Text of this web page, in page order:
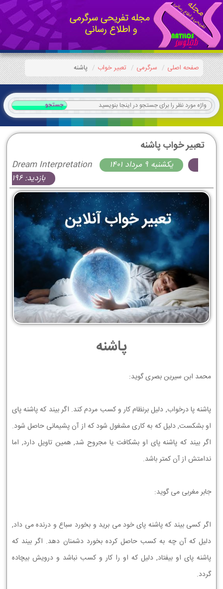
صفحه اصلی سرگرمی تعبیر خواب پاشنه
تعبیر خواب پاشنه
Dream Interpretation
يكشنبه 9 مرداد 1401
بازدید: 196
پاشنه
ﻣﺤﻤﺪ ﺍﺑﻦ ﺳﻴﺮﻳﻦ ﺑﺼﺮﯼ ﮔﻮﻳﺪ:
ﭘﺎﺷﻨﻪ ﭘﺎ ﺩﺭﺧﻮﺍﺏ, ﺩﻟﻴﻞ ﺑﺮﻧﻈﺎﻡ ﻛﺎﺭ ﻭ ﻛﺴﺐ ﻣﺮﺩﻡ ﻛﻨﺪ. ﺍﮔﺮ ﺑﻴﻨﺪ ﻛﻪ ﭘﺎﺷﻨﻪ ﭘﺎﻱ
ﺍﻭ ﺑﺸﻜﺴﺖ, ﺩﻟﻴﻞ ﻛﻪ ﺑﻪ ﻛﺎﺭﻱ ﻣﺸﻐﻮﻝ ﺷﻮﺩ ﻛﻪ ﺍﺯ ﺁﻥ ﭘﺸﻴﻤﺎﻧﻲ ﺣﺎﺻﻞ ﺷﻮﺩ.
ﺍﮔﺮ ﺑﻴﻨﺪ ﻛﻪ ﭘﺎﺷﻨﻪ ﭘﺎﻱ ﺍﻭ ﺑﺸﻜﺎﻓﺖ ﻳﺎ ﻣﺠﺮﻭﺡ ﺷﺪ, ﻫﻤﻴﻦ ﺗﺎﻭﻳﻞ ﺩﺍﺭﺩ, ﺍﻣﺎ
ﻧﺪﺍﻣﺘﺶ ﺍﺯ ﺁﻥ ﻛﻤﺘﺮ ﺑﺎﺷﺪ.
ﺟﺎﺑﺮ ﻣﻐﺮﺑﯽ ﻣﯽ ﮔﻮﻳﺪ:
ﺍﮔﺮ ﻛﺴﻲ ﺑﻴﻨﺪ ﻛﻪ ﭘﺎﺷﻨﻪ ﭘﺎﻱ ﺧﻮﺩ ﻣﻲ ﺑﺮﻳﺪ ﻭ ﺑﺨﻮﺭﺩ ﺳﺒﺎﻉ ﻭ ﺩﺭﻧﺪﻩ ﻣﻲ ﺩﺍﺩ,
ﺩﻟﻴﻞ ﻛﻪ ﺁﻥ ﭼﻪ ﺑﻪ ﻛﺴﺐ ﺣﺎﺻﻞ ﻛﺮﺩﻩ ﺑﺨﻮﺭﺩ ﺩﺷﻤﻨﺎﻥ ﺩﻫﺪ. ﺍﮔﺮ ﺑﻴﻨﺪ ﻛﻪ
ﭘﺎﺷﻨﻪ ﭘﺎﻱ ﺍﻭ ﺑﻴﻔﺘﺎﺩ, ﺩﻟﻴﻞ ﻛﻪ ﺍﻭ ﺭﺍ ﻛﺎﺭ ﻭ ﻛﺴﺐ ﻧﺒﺎﺷﺪ ﻭ ﺩﺭﻭﻳﺶ ﺑﻴﭽﺎﺩﻩ
ﮔﺮﺩﺩ.